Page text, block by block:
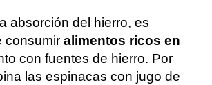
absorción del hierro, es
consumir alimentos ricos en
con fuentes de hierro. Por
las espinacas con jugo de